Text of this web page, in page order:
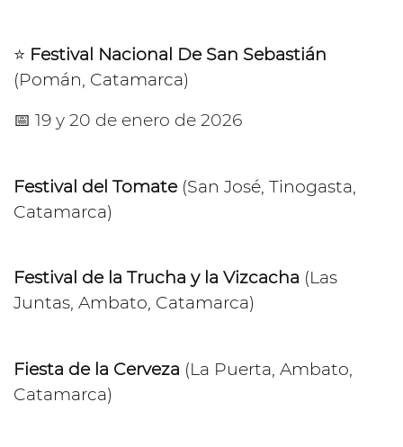
⭐️ Festival Nacional De San Sebastián
(Pomán, Catamarca)
📅 19 y 20 de enero de 2026
Festival del Tomate(San José, Tinogasta,
Catamarca)
Festival de la Trucha y la Vizcacha (Las
Juntas, Ambato, Catamarca)
Fiesta de la Cerveza (La Puerta, Ambato,
Catamarca)